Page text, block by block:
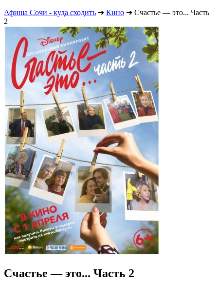
Афиша Сочи - куда сходить ➔ Кино ➔ Счастье — это... Часть
2
Счастье — это... Часть 2